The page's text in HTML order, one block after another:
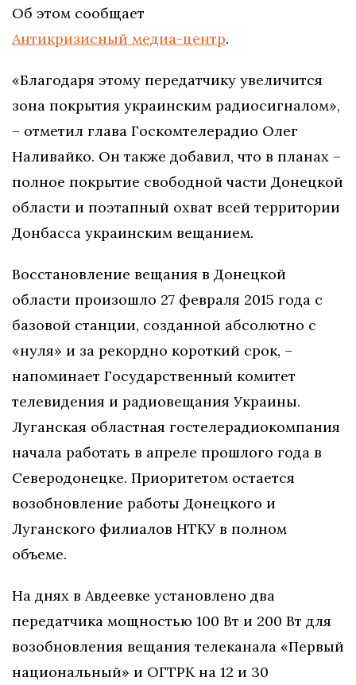
Об этом сообщает
Антикризисный медиа-центр.
«Благодаря этому передатчику увеличится
зона покрытия украинским радиосигналом»,
– отметил глава Госкомтелерадио Олег
Наливайко. Он также добавил, что в планах –
полное покрытие свободной части Донецкой
области и поэтапный охват всей территории
Донбасса украинским вещанием.
Восстановление вещания в Донецкой
области произошло 27 февраля 2015 года с
базовой станции, созданной абсолютно с
«нуля» и за рекордно короткий срок, –
напоминает Государственный комитет
телевидения и радиовещания Украины.
Луганская областная гостелерадиокомпания
начала работать в апреле прошлого года в
Северодонецке. Приоритетом остается
возобновление работы Донецкого и
Луганского филиалов НТКУ в полном
объеме.
На днях в Авдеевке установлено два
передатчика мощностью 100 Вт и 200 Вт для
возобновления вещания телеканала «Первый
национальный» и ОГТРК на 12 и 30